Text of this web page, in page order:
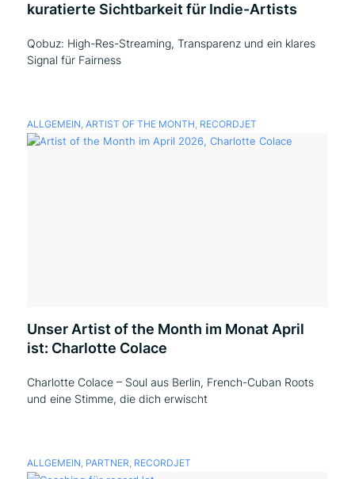
kuratierte Sichtbarkeit für Indie-Artists
Qobuz: High-Res-Streaming, Transparenz und ein klares
Signal für Fairness
ALLGEMEIN, ARTIST OF THE MONTH, RECORDJET
Unser Artist of the Month im Monat April
ist: Charlotte Colace
Charlotte Colace – Soul aus Berlin, French-Cuban Roots
und eine Stimme, die dich erwischt
ALLGEMEIN, PARTNER, RECORDJET